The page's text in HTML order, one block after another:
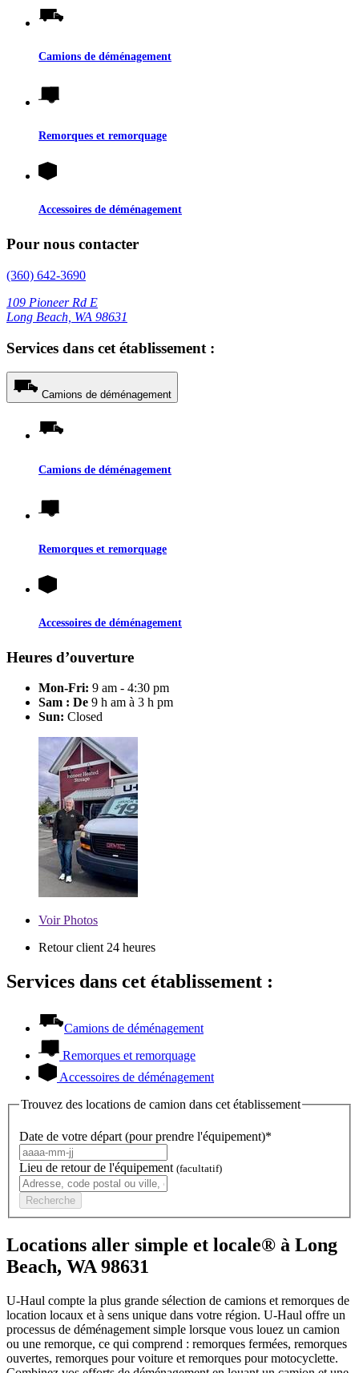
Camions de déménagement
Remorques et remorquage
Accessoires de déménagement
Pour nous contacter
(360) 642-3690
109 Pioneer Rd E
Long Beach, WA 98631
Services dans cet établissement :
Camions de déménagement
Camions de déménagement
Remorques et remorquage
Accessoires de déménagement
Heures d’ouverture
Mon-Fri: 9 am - 4:30 pm
Sam : De 9 h am à 3 h pm
Sun: Closed
VoirPhotos
Retour client 24 heures
Services dans cet établissement :
Camions de déménagement
Remorques et remorquage
Accessoires de déménagement
Trouvez des locations de camion dans cet établissement
Date de votre départ (pour prendre l'équipement)*
Lieu de retour de l'équipement (facultatif)
Recherche
Locations aller simple et locale® à Long
Beach, WA 98631
U-Haul compte la plus grande sélection de camions et remorques de
location locaux et à sens unique dans votre région. U-Haul offre un
processus de déménagement simple lorsque vous louez un camion
ou une remorque, ce qui comprend : remorques fermées, remorques
ouvertes, remorques pour voiture et remorques pour motocyclette.